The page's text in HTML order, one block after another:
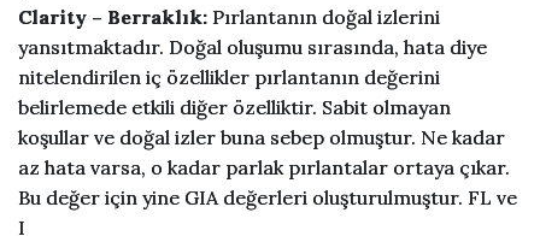
Clarity – Berraklık: Pırlantanın doğal izlerini
yansıtmaktadır. Doğal oluşumu sırasında, hata diye
nitelendirilen iç özellikler pırlantanın değerini
belirlemede etkili diğer özelliktir. Sabit olmayan
koşullar ve doğal izler buna sebep olmuştur. Ne kadar
az hata varsa, o kadar parlak pırlantalar ortaya çıkar.
Bu değer için yine GIA değerleri oluşturulmuştur. FL ve
I